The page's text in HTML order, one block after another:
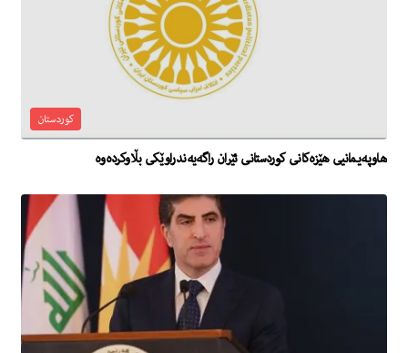
کوردستان
هاوپەیمانیی هێزەکانی کوردستانی ئێران راگەیەندراوێکی بڵاوکردەوە